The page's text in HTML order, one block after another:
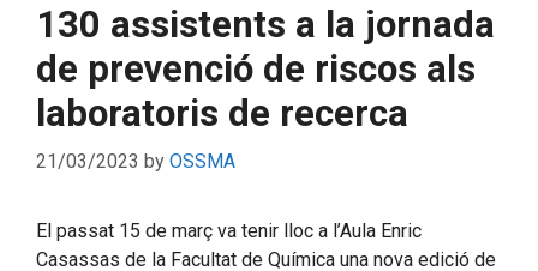
130 assistents a la jornada
de prevenció de riscos als
laboratoris de recerca
21/03/2023 by OSSMA
El passat 15 de març va tenir lloc a l’Aula Enric
Casassas de la Facultat de Química una nova edició de